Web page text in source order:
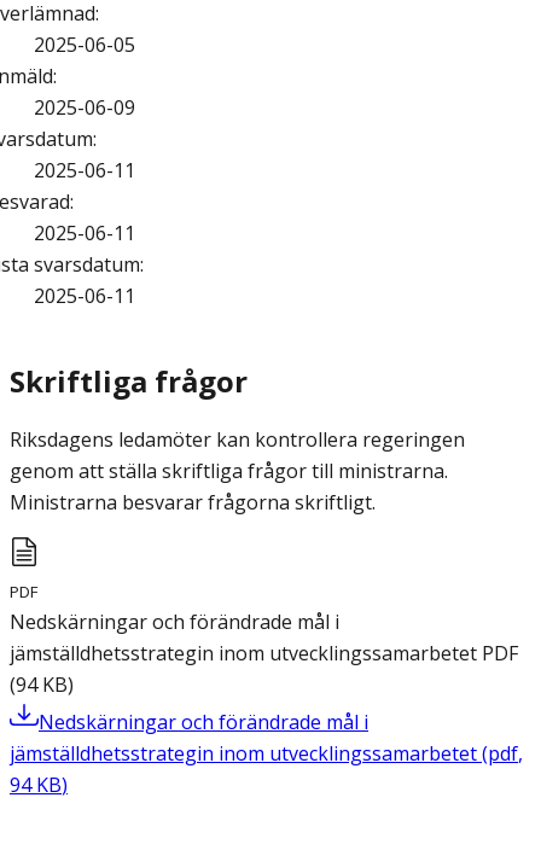
:
2025-06-05
:
2025-06-09
:
2025-06-11
:
2025-06-11
svarsdatum:
2025-06-11
Skriftliga frågor
Riksdagens ledamöter kan kontrollera regeringen
genom att ställa skriftliga frågor till ministrarna.
Ministrarna besvarar frågorna skriftligt.
PDF
Nedskärningar och förändrade mål i
jämställdhetsstrategin inom utvecklingssamarbetet PDF
(94 KB)
Nedskärningar och förändrade mål i
jämställdhetsstrategin inom utvecklingssamarbetet(pdf,
94 KB)